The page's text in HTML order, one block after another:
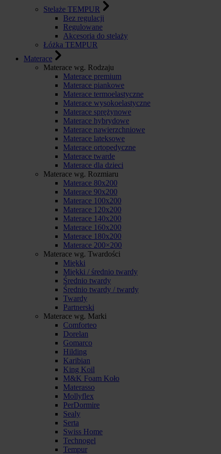
Stelaże TEMPUR
Bez regulacji
Regulowane
Akcesoria do stelaży
Łóżka TEMPUR
Materace
Materace wg. Rodzaju
Materace premium
Materace piankowe
Materace termoelastyczne
Materace wysokoelastyczne
Materace sprężynowe
Materace hybrydowe
Materace nawierzchniowe
Materace lateksowe
Materace ortopedyczne
Materace twarde
Materace dla dzieci
Materace wg. Rozmiaru
Materace 80x200
Materace 90x200
Materace 100x200
Materace 120x200
Materace 140x200
Materace 160x200
Materace 180x200
Materace 200×200
Materace wg. Twardości
Miękki
Miękki / średnio twardy
Średnio twardy
Średnio twardy / twardy
Twardy
Partnerski
Materace wg. Marki
Comforteo
Dorelan
Gomarco
Hilding
Karibian
King Koil
M&K Foam Koło
Materasso
Mollyflex
PerDormire
Sealy
Serta
Swiss Home
Technogel
Tempur